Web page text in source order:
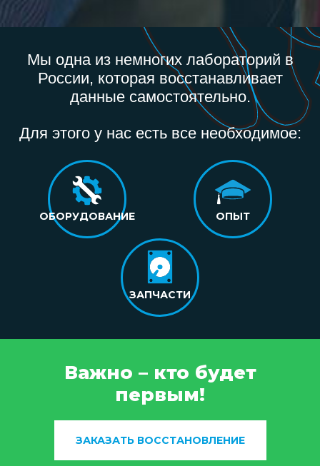
Мы одна из немногих лабораторий в
России, которая восстанавливает
данные самостоятельно.
Для этого у нас есть все необходимое:
ОБОРУДОВАНИЕ ОПЫТ
ЗАПЧАСТИ
Важно – кто будет
первым!
ЗАКАЗАТЬ ВОССТАНОВЛЕНИЕ